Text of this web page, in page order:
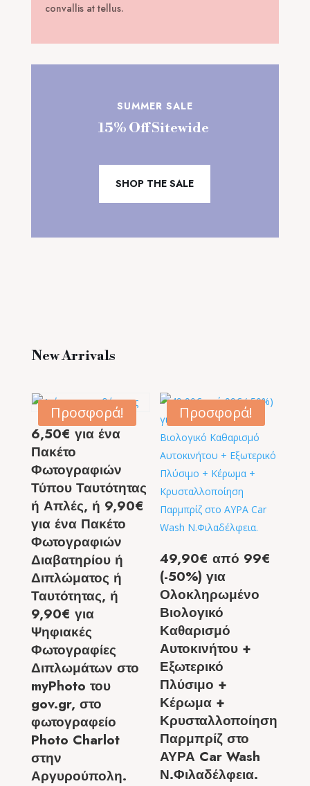
convallis at tellus.
SUMMER SALE
15% Off Sitewide
SHOP THE SALE
New Arrivals
Προσφορά!
6,50€ για ένα
Πακέτο
Φωτογραφιών
Τύπου Ταυτότητας
ή Απλές, ή 9,90€
για ένα Πακέτο
Φωτογραφιών
Διαβατηρίου ή
Διπλώματος ή
Ταυτότητας, ή
9,90€ για
Ψηφιακές
Φωτογραφίες
Διπλωμάτων στο
myPhoto του
gov.gr, στο
φωτογραφείο
Photo Charlot
στην
Αργυρούπολη.
Προσφορά!
49,90€ από 99€
(-50%) για
Ολοκληρωμένο
Βιολογικό
Καθαρισμό
Αυτοκινήτου +
Εξωτερικό
Πλύσιμο +
Κέρωμα +
Κρυσταλλοποίηση
Παρμπρίζ στο
ΑΥΡΑ Car Wash
Ν.Φιλαδέλφεια.